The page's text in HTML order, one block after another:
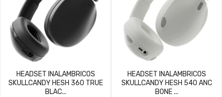
HEADSET INALAMBRICOS
SKULLCANDY HESH 360 TRUE
BLAC...
HEADSET INALAMBRICOS
SKULLCANDY HESH 540 ANC
BONE ...